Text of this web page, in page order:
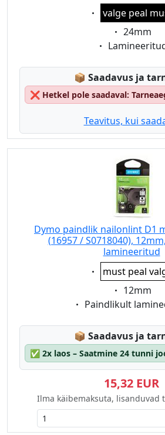
Eigenschaft:
valge peal
Eigenschaft:
24mm
Eigenschaft:
📦 Lagerstatus:
Saadavus ja
❌ Hetkel pole saadaval:
Teavitus, kui
Dymo paindlik nailonlint D1
(16957 / S0718040),
lamineeritud
Eigenschaft:
must peal
Eigenschaft:
12mm
Eigenschaft:
Paindlikult
📦 Lagerstatus:
Saadavus ja
✅ 2x laos – Saatmine 24 tunni
15,32 EUR
Ilma käibemaksuta, lisanduvad